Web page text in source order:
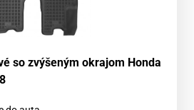
so zvýšeným okrajom Honda